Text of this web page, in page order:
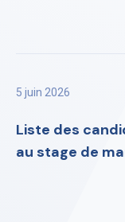
5 juin 2026
Liste des
au stage de